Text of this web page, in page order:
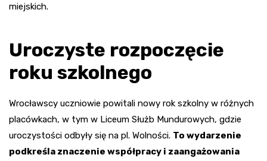
miejskich.
Uroczyste rozpoczęcie
roku szkolnego
Wrocławscy uczniowie powitali nowy rok szkolny w różnych
placówkach, w tym w Liceum Służb Mundurowych, gdzie
uroczystości odbyły się na pl. Wolności. To wydarzenie
podkreśla znaczenie współpracy i zaangażowania